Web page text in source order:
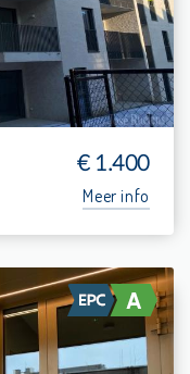
88 m²
€ 1.400
Meer info